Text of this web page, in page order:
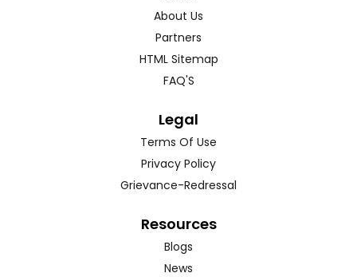
About Us
Partners
HTML Sitemap
FAQ'S
Legal
Terms Of Use
Privacy Policy
Grievance-Redressal
Resources
Blogs
News